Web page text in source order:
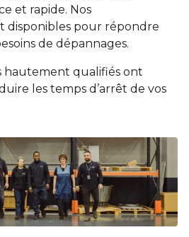
et rapide. Nos
disponibles pour répondre
de dépannages.
hautement qualifiés ont
les temps d’arrêt de vos